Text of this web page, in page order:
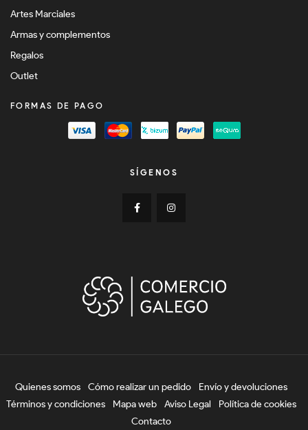
Artes Marciales
Armas y complementos
Regalos
Outlet
FORMAS DE PAGO
SÍGENOS
Quienes somos Cómo realizar un pedido
Envío y devoluciones
Términos y condiciones
Mapa web Aviso Legal
Política de cookies
Contacto